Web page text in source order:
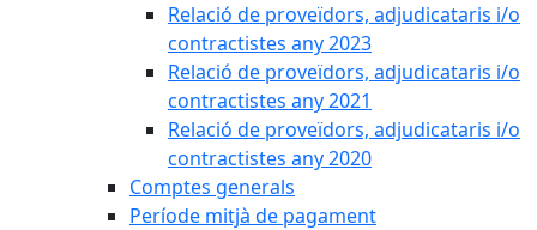
Relació de proveïdors, adjudicataris i/o
contractistes any 2023
Relació de proveïdors, adjudicataris i/o
contractistes any 2021
Relació de proveïdors, adjudicataris i/o
contractistes any 2020
Comptes generals
Període mitjà de pagament